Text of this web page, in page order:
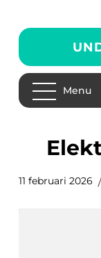
Menu
11 februari 2026